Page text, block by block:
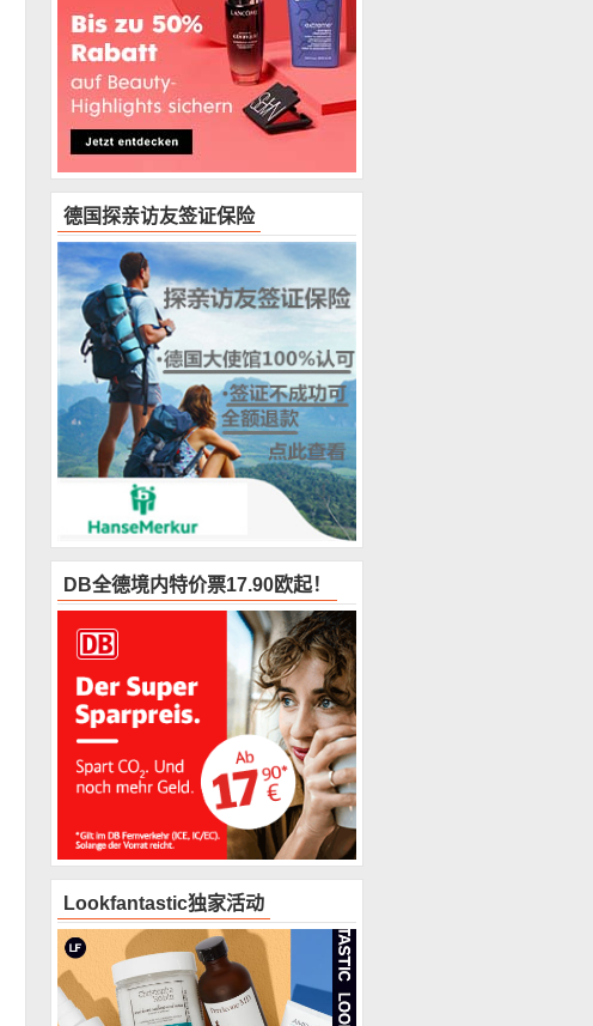
德国探亲访友签证保险
DB全德境内特价票17.90欧起！
Lookfantastic独家活动